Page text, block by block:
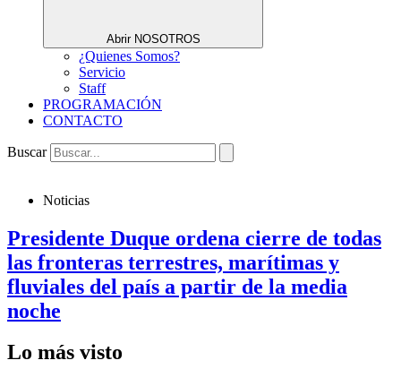
Abrir NOSOTROS
¿Quienes Somos?
Servicio
Staff
PROGRAMACIÓN
CONTACTO
Buscar
Noticias
Presidente Duque ordena cierre de todas
las fronteras terrestres, marítimas y
fluviales del país a partir de la media
noche
Lo más visto